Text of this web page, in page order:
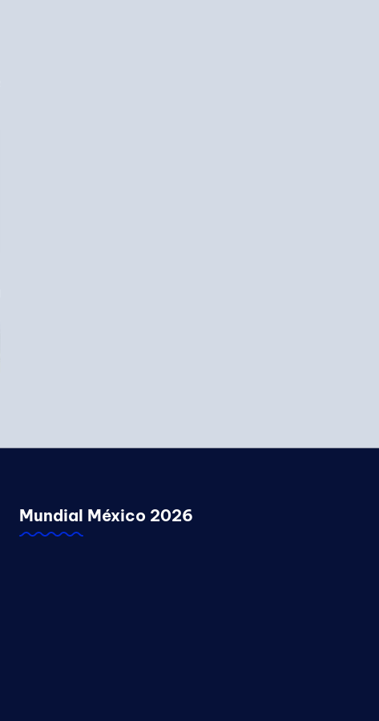
Mundial México 2026